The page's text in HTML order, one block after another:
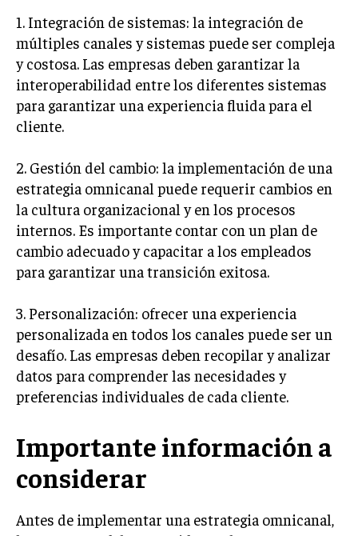
ESTRATEGIAS DE PRICING Y GESTIÓN DE
PRECIOS
GESTIÓN DE CRISIS EMPRESARIALES
EMPRESAS Y STARTUPS TECNOLÓGICAS
GESTIÓN DE LA EXPERIENCIA DEL CLIENTE
MÁS
PROYECTOS
GESTIÓN DE PROYECTOS
GESTIÓN DE OPERACIONES Y CADENA DE
SUMINISTRO
LOGÍSTICA EMPRESARIAL
TALENTOS
RECURSOS HUMANOS Y GESTIÓN DEL
TALENTO
COMPENSACIÓN Y BENEFICIOS
DESARROLLO DE PERSONAL
GESTIÓN DEL DESEMPEÑO
CULTURA Y CLIMA ORGANIZACIONAL
1. Integración de sistemas: la integración de
múltiples canales y sistemas puede ser compleja
y costosa. Las empresas deben garantizar la
interoperabilidad entre los diferentes sistemas
para garantizar una experiencia fluida para el
cliente.
2. Gestión del cambio: la implementación de una
estrategia omnicanal puede requerir cambios en
la cultura organizacional y en los procesos
internos. Es importante contar con un plan de
cambio adecuado y capacitar a los empleados
para garantizar una transición exitosa.
3. Personalización: ofrecer una experiencia
personalizada en todos los canales puede ser un
desafío. Las empresas deben recopilar y analizar
datos para comprender las necesidades y
preferencias individuales de cada cliente.
Importante información a
considerar
Antes de implementar una estrategia omnicanal,